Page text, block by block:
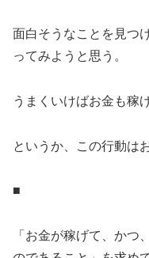
面白そうなことを見つ
ってみようと思う。
うまくいけばお金も稼
というか、この行動は
■
「お金が稼げて、かつ